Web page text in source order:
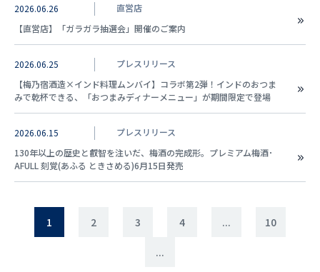
2026.06.26
直営店
【直営店】「ガラガラ抽選会」開催のご案内
2026.06.25
プレスリリース
【梅乃宿酒造×インド料理ムンバイ】コラボ第2弾！インドのおつま
みで乾杯できる、「おつまみディナーメニュー」が期間限定で登場
2026.06.15
プレスリリース
130年以上の歴史と叡智を注いだ、梅酒の完成形。プレミアム梅酒･
AFULL 刻覚(あふる ときさめる)6月15日発売
1 2 3 4 ... 10
...